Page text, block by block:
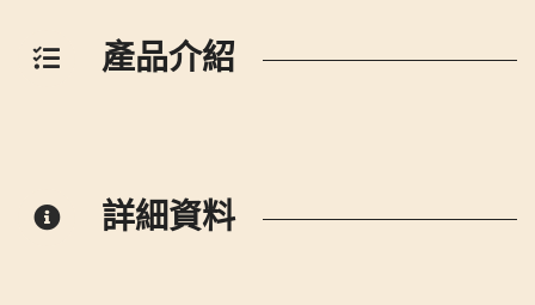
產品介紹
詳細資料